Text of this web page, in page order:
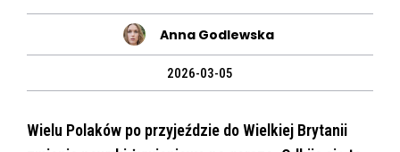
Anna Godlewska
2026-03-05
Wielu Polaków po przyjeździe do Wielkiej Brytanii